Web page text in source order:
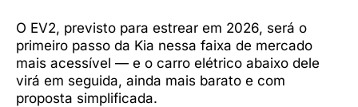
O EV2, previsto para estrear em 2026, será o
primeiro passo da Kia nessa faixa de mercado
mais acessível — e o carro elétrico abaixo dele
virá em seguida, ainda mais barato e com
proposta simplificada.